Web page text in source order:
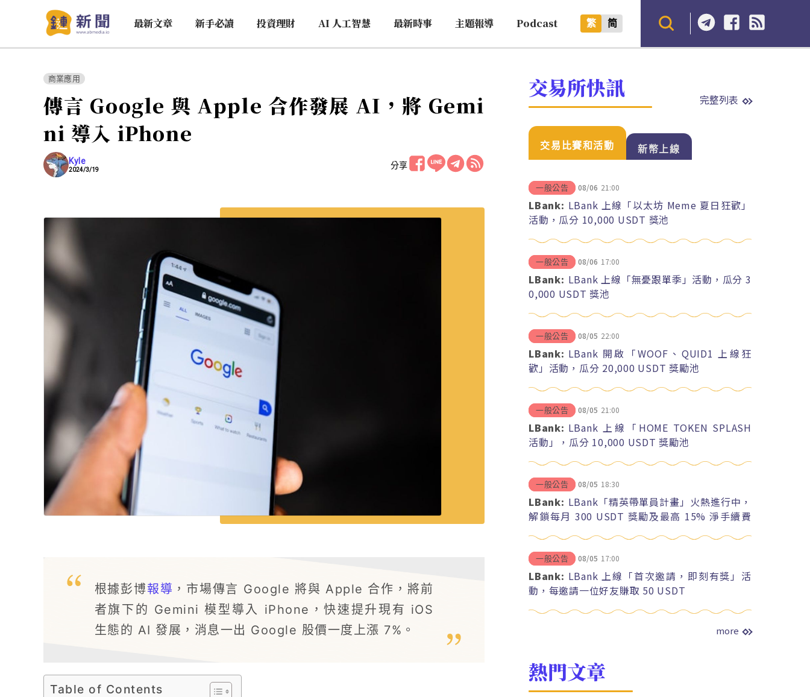
最新文章 新手必讀 投資理財 AI 人工智慧 最新時事 主題報導 Podcast 繁 简
商業應用
傳言 Google 與 Apple 合作發展 AI，將 Gemi
ni 導入 iPhone
Kyle
2024/3/19 分享
根據彭博報導 ，市場傳言 Google 將與 Apple 合作，將前
者旗下的 Gemini 模型導入 iPhone，快速提升現有 iOS
生態的 AI 發展，消息一出 Google 股價一度上漲 7%。
Table of Contents
交易所快訊 完整列表
交易比賽和活動 新幣上線
一般公告 08/06 21:00
LBank: LBank 上線「以太坊 Meme 夏日狂歡」
活動，瓜分 10,000 USDT 獎池
一般公告 08/06 17:00
LBank: LBank 上線「無憂跟單季」活動，瓜分 3
0,000 USDT 獎池
一般公告 08/05 22:00
LBank: LBank 開啟「WOOF、QUID1 上線狂
歡」活動，瓜分 20,000 USDT 獎勵池
一般公告 08/05 21:00
LBank: LBank 上線「HOME TOKEN SPLASH
活動」，瓜分 10,000 USDT 獎勵池
一般公告 08/05 18:30
LBank: LBank「精英帶單員計畫」火熱進行中，
解鎖每月 300 USDT 獎勵及最高 15% 淨手續費
一般公告 08/05 17:00
LBank: LBank 上線「首次邀請，即刻有獎」活
動，每邀請一位好友賺取 50 USDT
more
熱門文章